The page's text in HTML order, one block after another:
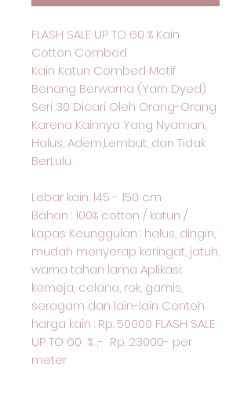
FLASH SALE UP TO 60 % Kain
Cotton Combed
Kain Katun Combed Motif
Benang Berwarna (Yarn Dyed)
Seri 30 Dicari Oleh Orang-Orang
Karena Kainnya Yang Nyaman,
Halus, Adem,Lembut, dan Tidak
BerLulu
Lebar kain: 145 - 150 cm
Bahan : 100% cotton / katun /
kapas Keunggulan : halus, dingin,
mudah menyerap keringat, jatuh,
warna tahan lama Aplikasi:
kemeja, celana, rok, gamis,
seragam dan lain-lain Contoh
harga kain : Rp. 50000 FLASH SALE
UP TO 60 % ,- Rp. 23000- per
meter